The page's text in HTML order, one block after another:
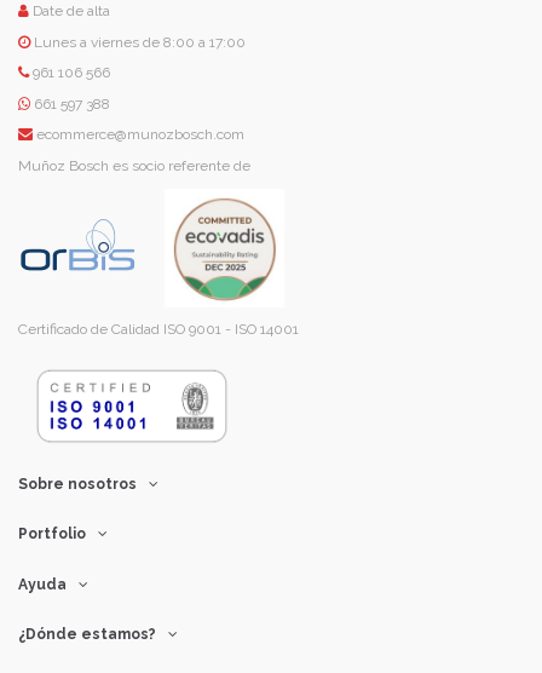
Date de alta
Lunes a viernes de 8:00 a 17:00
961 106 566
661 597 388
ecommerce@munozbosch.com
Muñoz Bosch es socio referente de
Certificado de Calidad ISO 9001 - ISO 14001
Sobre nosotros
Portfolio
Ayuda
¿Dónde estamos?